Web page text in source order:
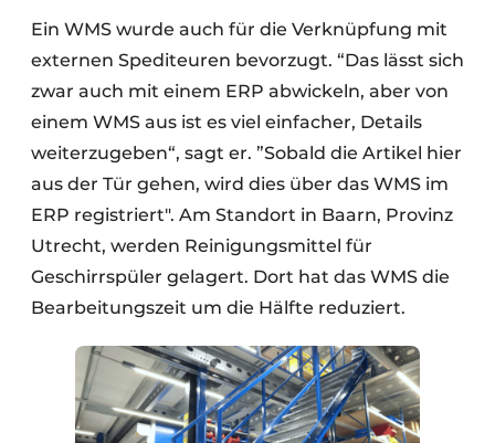
Ein WMS wurde auch für die Verknüpfung mit
externen Spediteuren bevorzugt. “Das lässt sich
zwar auch mit einem ERP abwickeln, aber von
einem WMS aus ist es viel einfacher, Details
weiterzugeben“, sagt er. ”Sobald die Artikel hier
aus der Tür gehen, wird dies über das WMS im
ERP registriert". Am Standort in Baarn, Provinz
Utrecht, werden Reinigungsmittel für
Geschirrspüler gelagert. Dort hat das WMS die
Bearbeitungszeit um die Hälfte reduziert.